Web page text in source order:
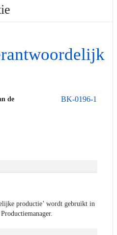
BK-0196-1
de
productie’ wordt gebruikt in